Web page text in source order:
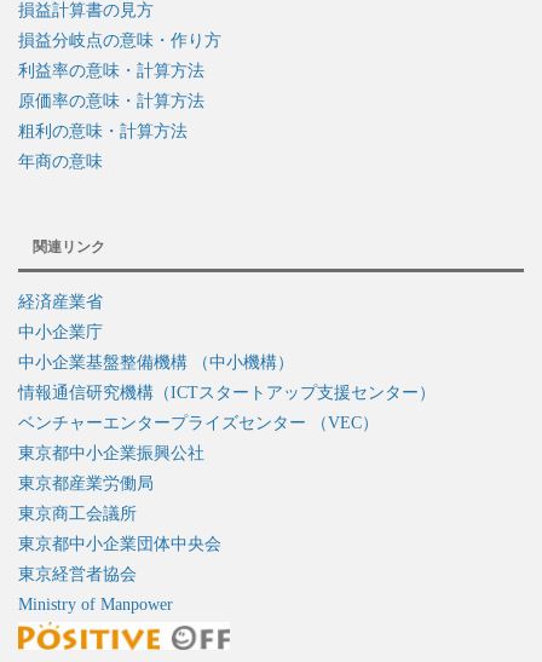
損益計算書の見方
損益分岐点の意味・作り方
利益率の意味・計算方法
原価率の意味・計算方法
粗利の意味・計算方法
年商の意味
関連リンク
経済産業省
中小企業庁
中小企業基盤整備機構 （中小機構）
情報通信研究機構（ICTスタートアップ支援センター）
ベンチャーエンタープライズセンター （VEC）
東京都中小企業振興公社
東京都産業労働局
東京商工会議所
東京都中小企業団体中央会
東京経営者協会
Ministry of Manpower